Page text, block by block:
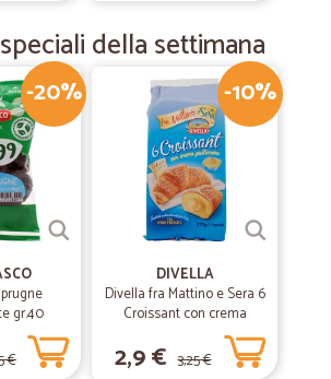
della settimana
-20%
gr.40
€
-10%
DIVELLA
Divella fra Mattino e Sera 6
Croissant con crema
pasticcera 270 gr.
2,9 € 3,25 €